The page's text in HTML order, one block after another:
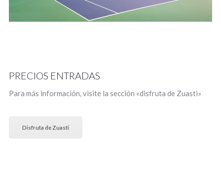
PRECIOS ENTRADAS
Para más información, visite la sección «disfruta de Zuasti»
Disfruta de Zuasti